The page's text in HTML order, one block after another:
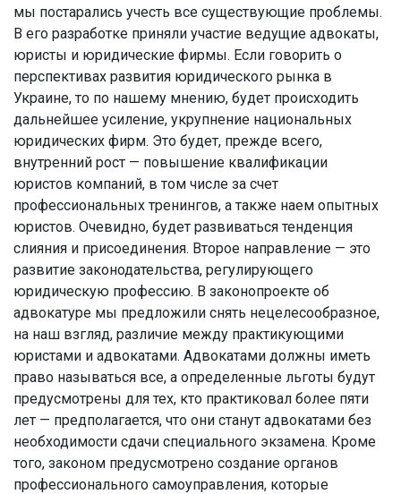
мы постарались учесть все существующие проблемы.
В его разработке приняли участие ведущие адвокаты,
юристы и юридические фирмы. Если говорить о
перспективах развития юридического рынка в
Украине, то по нашему мнению, будет происходить
дальнейшее усиление, укрупнение национальных
юридических фирм. Это будет, прежде всего,
внутренний рост — повышение квалификации
юристов компаний, в том числе за счет
профессиональных тренингов, а также наем опытных
юристов. Очевидно, будет развиваться тенденция
слияния и присоединения. Второе направление — это
развитие законодательства, регулирующего
юридическую профессию. В законопроекте об
адвокатуре мы предложили снять нецелесообразное,
на наш взгляд, различие между практикующими
юристами и адвокатами. Адвокатами должны иметь
право называться все, а определенные льготы будут
предусмотрены для тех, кто практиковал более пяти
лет — предполагается, что они станут адвокатами без
необходимости сдачи специального экзамена. Кроме
того, законом предусмотрено создание органов
профессионального самоуправления, которые